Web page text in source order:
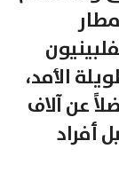
الأمد،
عن آلاف
أفراد